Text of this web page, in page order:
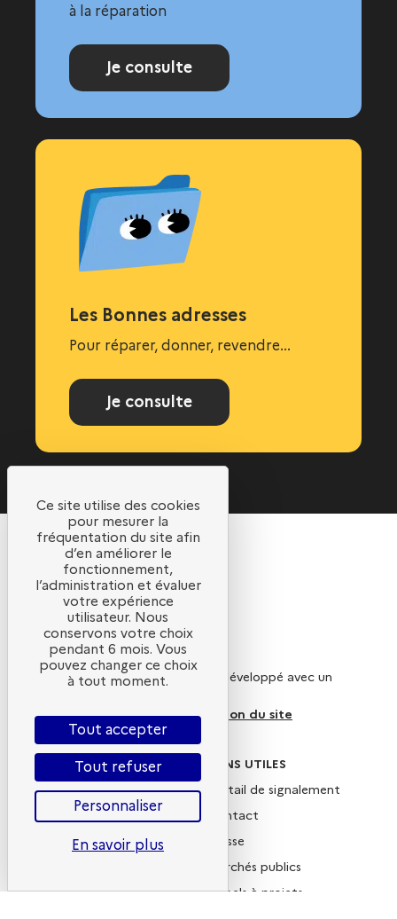
à la réparation
Je consulte
Les Bonnes adresses
Pour réparer, donner, revendre...
Je consulte
Qui sommes-nous ?
Ce site internet a été pensé et développé avec un
En savoir plus sur l’écoconception du site
SUIVEZ-NOUS
X
Linkedin
Instagram
Newsletter
LIENS UTILES
Portail de signalement
Contact
Presse
Marchés publics
Appels à projets
Ce site utilise des cookies
pour mesurer la
fréquentation du site afin
d’en améliorer le
fonctionnement,
l’administration et évaluer
votre expérience
utilisateur. Nous
conservons votre choix
pendant 6 mois. Vous
pouvez changer ce choix
à tout moment.
Tout accepter
Tout refuser
Personnaliser
En savoir plus